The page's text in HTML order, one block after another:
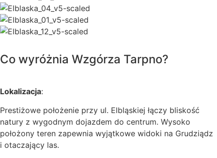
Co wyróżnia Wzgórza Tarpno?
Lokalizacja:
Prestiżowe położenie przy ul. Elbląskiej łączy bliskość
natury z wygodnym dojazdem do centrum. Wysoko
położony teren zapewnia wyjątkowe widoki na Grudziądz
i otaczający las.